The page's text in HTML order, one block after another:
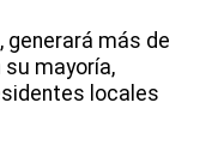
generará más de
su mayoría,
locales